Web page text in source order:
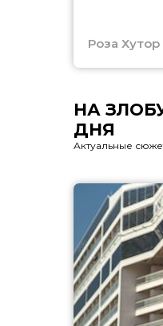
Роза Хутор
НА
ДНЯ
Актуальные